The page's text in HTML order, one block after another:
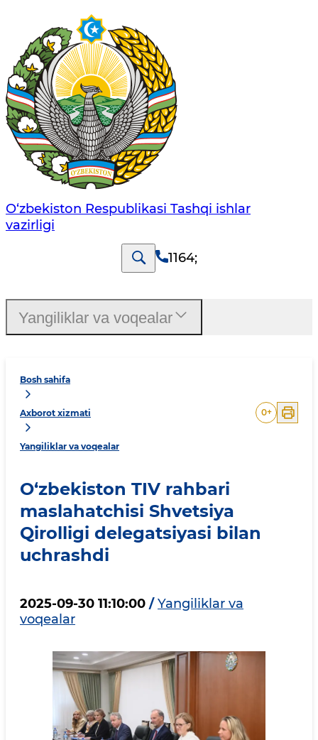
O‘zbеkistоn Rеspublikаsi Tashqi ishlаr
vаzirligi
1164;
Bosh sahifa
Axborot xizmati
Yangiliklar va voqealar
0+
O‘zbekiston TIV rahbari
maslahatchisi Shvetsiya
Qirolligi delegatsiyasi bilan
uchrashdi
2025-09-30 11:10:00 / Yangiliklar va
voqealar
Yangiliklar va voqealar